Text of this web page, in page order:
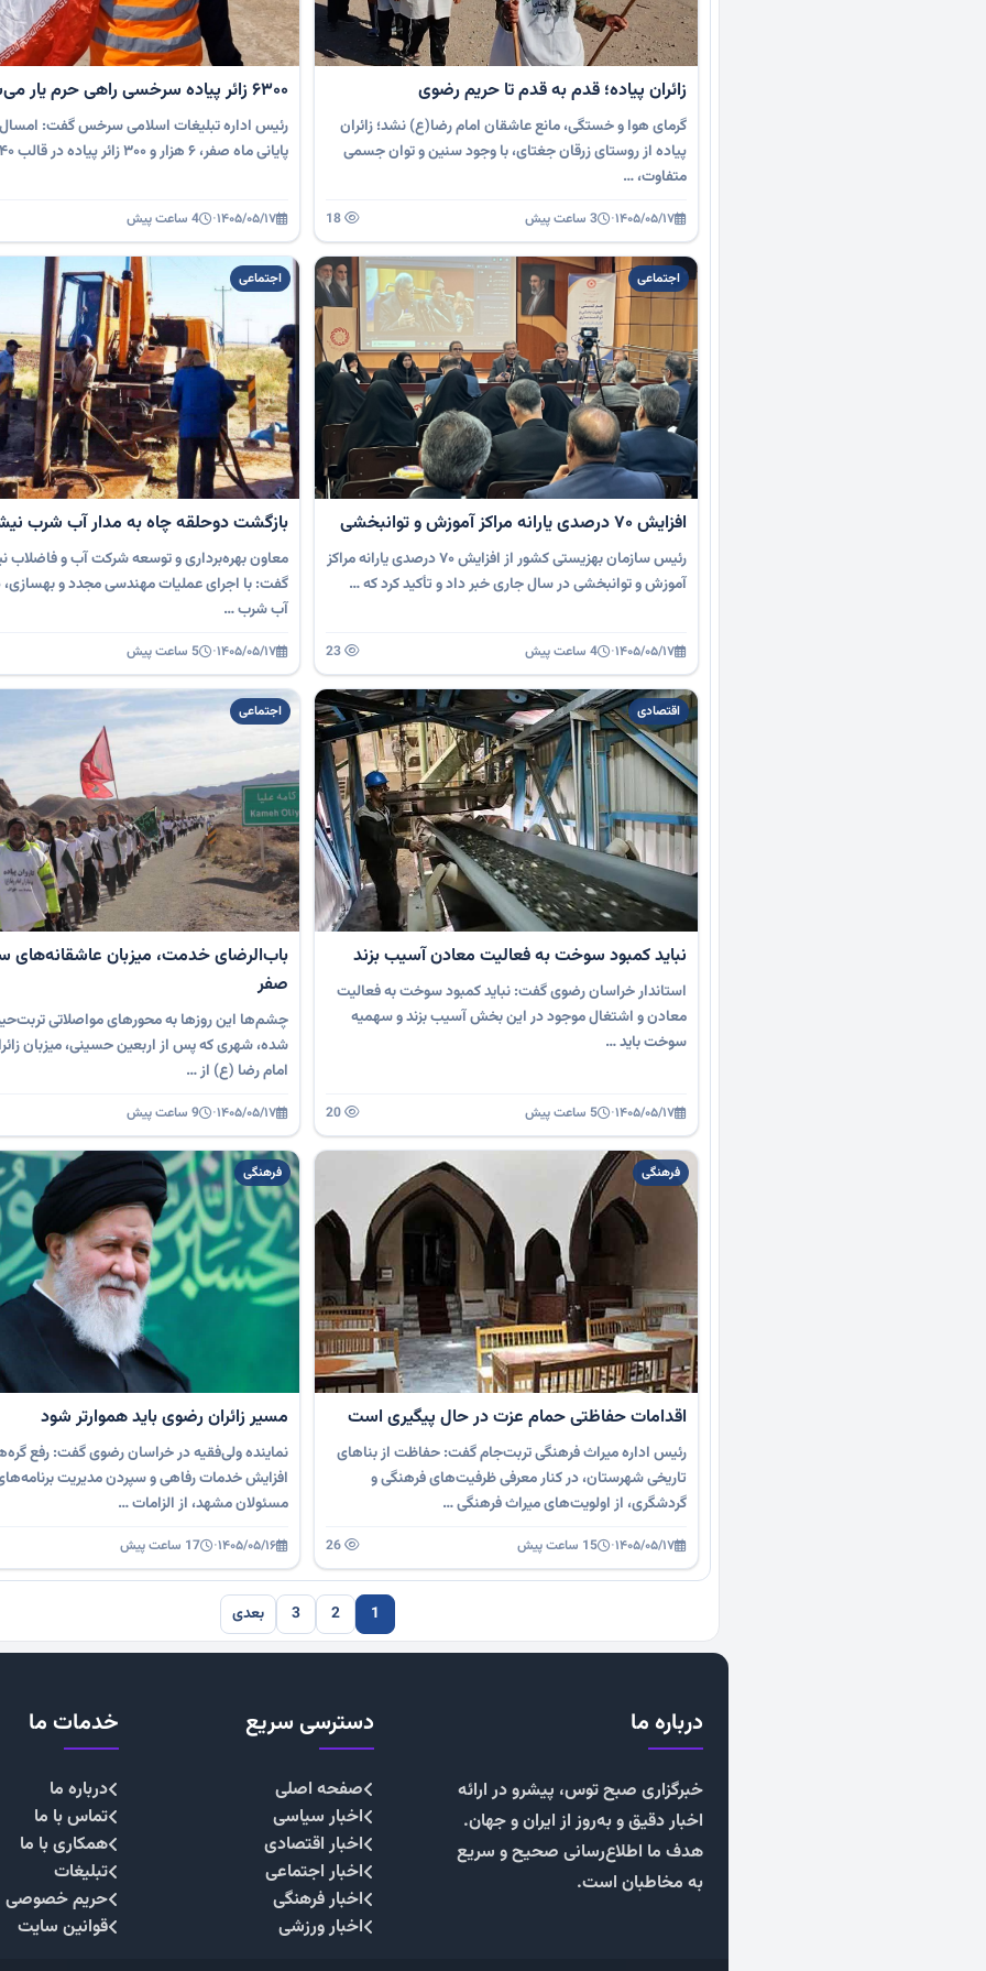
زائران پیاده؛ قدم به قدم تا حریم رضوی
گرمای هوا و خستگی، مانع عاشقان امام رضا(ع) نشد؛ زائران
پیاده از روستای زرقان جغتای، با وجود سنین و توان جسمی
متفاوت، …
۱۴۰۵/۰۵/۱۷· 3 ساعت پیش
۶۳۰۰ زائر پیاده سرخسی راهی حرم یار می‌شوند
رئیس اداره تبلیغات اسلامی سرخس گفت:
پایانی ماه صفر، ۶ هزار و ۳۰۰ زائر پیاده در قالب ۴۰ کاروان …
۱۴۰۵/۰۵/۱۷· 4 ساعت پیش
اجتماعی
افزایش ۷۰ درصدی یارانه مراکز آموزش و توانبخشی
رئیس سازمان بهزیستی کشور از افزایش ۷۰ درصدی یارانه مراکز
آموزش و توانبخشی در سال جاری خبر داد و تأکید کرد که …
۱۴۰۵/۰۵/۱۷· 4 ساعت پیش
اجتماعی
بازگشت دوحلقه چاه به مدار آب شرب
معاون بهره‌برداری و توسعه شرکت آب و فاضلاب
گفت: با اجرای عملیات مهندسی مجدد و بهسازی،
آب شرب …
۱۴۰۵/۰۵/۱۷· 5 ساعت پیش
اقتصادی
نباید کمبود سوخت به فعالیت معادن آسیب بزند
استاندار خراسان رضوی گفت: نباید کمبود سوخت به فعالیت
معادن و اشتغال موجود در این بخش آسیب بزند و سهمیه
سوخت باید …
۱۴۰۵/۰۵/۱۷· 5 ساعت پیش
اجتماعی
باب‌الرضای خدمت، میزبان عاشقانه‌های
صفر
چشم‌ها این روزها به محورهای مواصلاتی
شده، شهری که پس از اربعین حسینی، میزبان
امام رضا (ع) از …
۱۴۰۵/۰۵/۱۷· 9 ساعت پیش
فرهنگی
اقدامات حفاظتی حمام عزت در حال پیگیری است
رئیس اداره میراث فرهنگی تربت‌جام گفت: حفاظت از بناهای
تاریخی شهرستان، در کنار معرفی ظرفیت‌های فرهنگی و
گردشگری، از اولویت‌های میراث فرهنگی …
۱۴۰۵/۰۵/۱۷· 15 ساعت پیش
فرهنگی
مسیر زائران رضوی باید هموارتر شود
نماینده ولی‌فقیه در خراسان رضوی گفت: رفع
افزایش خدمات رفاهی و سپردن مدیریت
مسئولان مشهد، از الزامات …
۱۴۰۵/۰۵/۱۶· 17 ساعت پیش
1
2
3 بعدی
درباره ما
خبرگزاری صبح توس، پیشرو در ارائه
اخبار دقیق و به‌روز از ایران و جهان.
هدف ما اطلاع‌رسانی صحیح و سریع
به مخاطبان است.
دسترسی سریع
صفحه اصلی
اخبار سیاسی
اخبار اقتصادی
اخبار اجتماعی
اخبار فرهنگی
اخبار ورزشی
خدمات ما
درباره ما
تماس با ما
همکاری با ما
تبلیغات
حریم خصوصی
قوانین سایت